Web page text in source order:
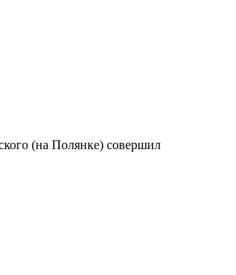
(на Полянке) совершил